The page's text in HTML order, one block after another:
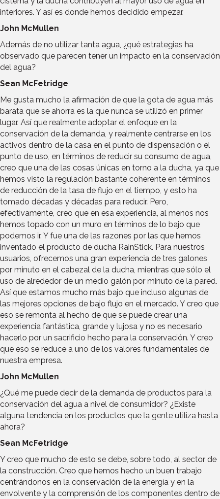
interiores. Y así es donde hemos decidido empezar.
John McMullen
Además de no utilizar tanta agua, ¿qué estrategias ha
observado que parecen tener un impacto en la conservación
del agua?
Sean McFetridge
Me gusta mucho la afirmación de que la gota de agua más
barata que se ahorra es la que nunca se utilizó en primer
lugar. Así que realmente adoptar el enfoque en la
conservación de la demanda, y realmente centrarse en los
activos dentro de la casa en el punto de dispensación o el
punto de uso, en términos de reducir su consumo de agua,
creo que una de las cosas únicas en torno a la ducha, ya que
hemos visto la regulación bastante coherente en términos
de reducción de la tasa de flujo en el tiempo, y esto ha
tomado décadas y décadas para reducir. Pero,
efectivamente, creo que en esa experiencia, al menos nos
hemos topado con un muro en términos de lo bajo que
podemos ir. Y fue una de las razones por las que hemos
inventado el producto de ducha RainStick. Para nuestros
usuarios, ofrecemos una gran experiencia de tres galones
por minuto en el cabezal de la ducha, mientras que sólo el
uso de alrededor de un medio galón por minuto de la pared.
Así que estamos mucho más bajo que incluso algunas de
las mejores opciones de bajo flujo en el mercado. Y creo que
eso se remonta al hecho de que se puede crear una
experiencia fantástica, grande y lujosa y no es necesario
hacerlo por un sacrificio hecho para la conservación. Y creo
que eso se reduce a uno de los valores fundamentales de
nuestra empresa.
John McMullen
¿Qué me puede decir de la demanda de productos para la
conservación del agua a nivel de consumidor? ¿Existe
alguna tendencia en los productos que la gente utiliza hasta
ahora?
Sean McFetridge
Y creo que mucho de esto se debe, sobre todo, al sector de
la construcción. Creo que hemos hecho un buen trabajo
centrándonos en la conservación de la energía y en la
envolvente y la comprensión de los componentes dentro de